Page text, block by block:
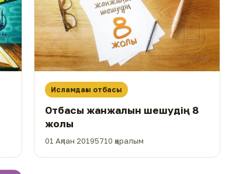
Исламдағы отбасы
Отбасы жанжалын шешудің 8
жолы
01 Ақпан 20195710 қаралым